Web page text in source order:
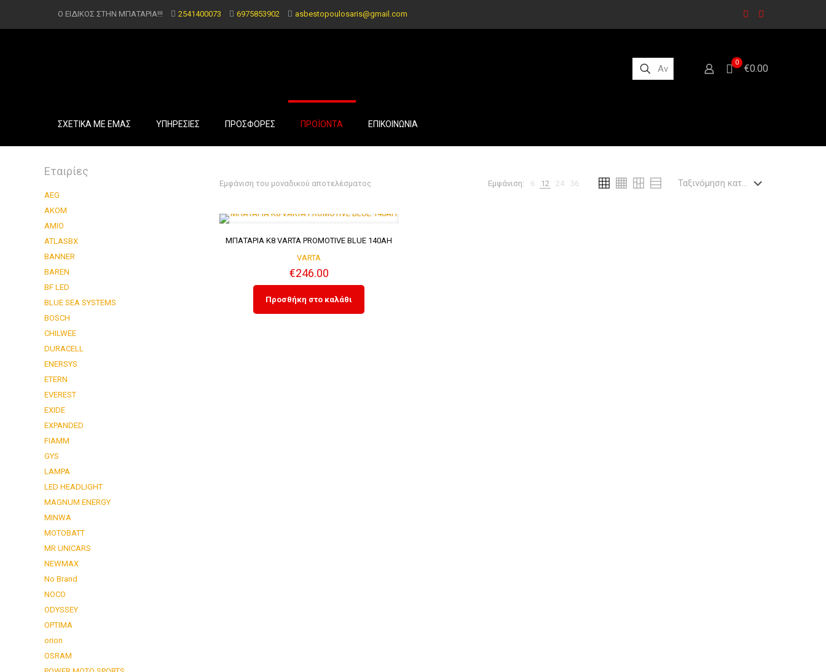
Ο ΕΙΔΙΚΟΣ ΣΤΗΝ ΜΠΑΤΑΡΙΑ!!! 2541400073 6975853902 asbestopoulosaris@gmail.com
0
€0.00
ΣΧΕΤΙΚΑ ΜΕ ΕΜΑΣ ΥΠΗΡΕΣΙΕΣ ΠΡΟΣΦΟΡΕΣ ΠΡΟΪΟΝΤΑ ΕΠΙΚΟΙΝΩΝΙΑ
Εμφάνιση του μοναδικού αποτελέσματος Εμφάνιση: 6 12 24 36
ΜΠΑΤΑΡΙΑ K8 VARTA PROMOTIVE BLUE 140AH
VARTA
€246.00
Προσθήκη στο καλάθι
Εταιρίες
AEG
AKOM
AMIO
ATLASBX
BANNER
BAREN
BF LED
BLUE SEA SYSTEMS
BOSCH
CHILWEE
DURACELL
ENERSYS
ETERN
EVEREST
EXIDE
EXPANDED
FIAMM
GYS
LAMPA
LED HEADLIGHT
MAGNUM ENERGY
MINWA
MOTOBATT
MR UNICARS
NEWMAX
No Brand
NOCO
ODYSSEY
OPTIMA
orion
OSRAM